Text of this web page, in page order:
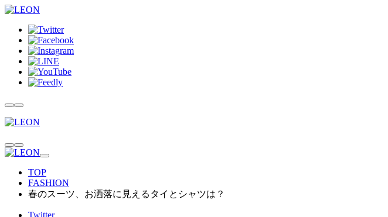
TOP
FASHION
春のスーツ、お洒落に見えるタイとシャツは？
Twitter